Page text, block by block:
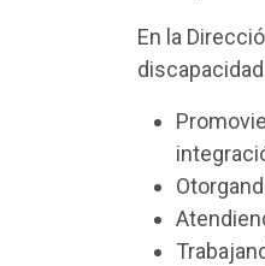
En la